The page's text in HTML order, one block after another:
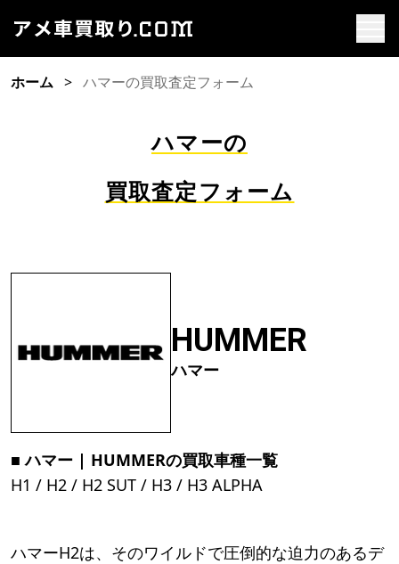
ホーム ハマーの買取査定フォーム
ハマーの
買取査定フォーム
HUMMER
ハマー
■ ハマー | HUMMERの買取車種一覧
H1 / H2 / H2 SUT / H3 / H3 ALPHA
ハマーH2は、そのワイルドで圧倒的な迫力のあるデ